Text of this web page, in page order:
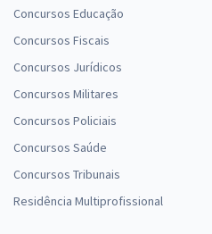
Concursos Educação
Concursos Fiscais
Concursos Jurídicos
Concursos Militares
Concursos Policiais
Concursos Saúde
Concursos Tribunais
Residência Multiprofissional